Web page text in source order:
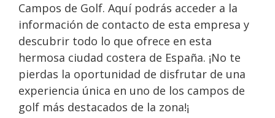
Campos de Golf. Aquí podrás acceder a la
información de contacto de esta empresa y
descubrir todo lo que ofrece en esta
hermosa ciudad costera de España. ¡No te
pierdas la oportunidad de disfrutar de una
experiencia única en uno de los campos de
golf más destacados de la zona!¡